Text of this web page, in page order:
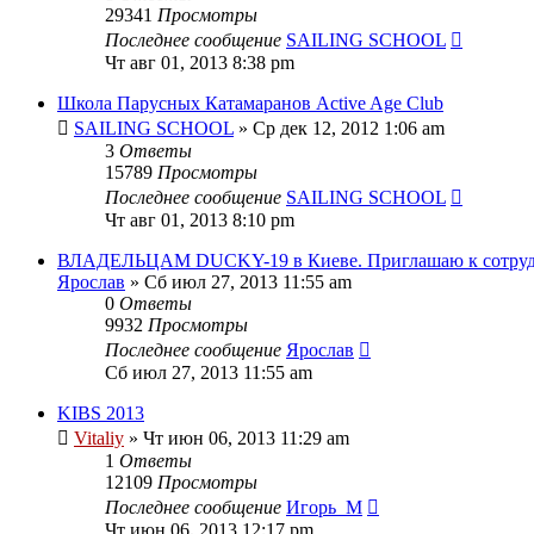
29341 Просмотры
Последнее сообщение SAILING SCHOOL
Чт авг 01, 2013 8:38 pm
Школа Парусных Катамаранов Active Age Club
SAILING SCHOOL » Ср дек 12, 2012 1:06 am
3 Ответы
15789 Просмотры
Последнее сообщение SAILING SCHOOL
Чт авг 01, 2013 8:10 pm
ВЛАДЕЛЬЦАМ DUCKY-19 в Киеве. Приглашаю к
Ярослав » Сб июл 27, 2013 11:55 am
0 Ответы
9932 Просмотры
Последнее сообщение Ярослав
Сб июл 27, 2013 11:55 am
KIBS 2013
Vitaliy » Чт июн 06, 2013 11:29 am
1 Ответы
12109 Просмотры
Последнее сообщение Игорь_М
Чт июн 06, 2013 12:17 pm